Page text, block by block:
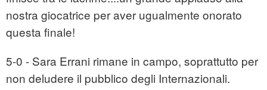
nostra giocatrice per aver ugualmente onorato
questa finale!
5-0 - Sara Errani rimane in campo, soprattutto per
non deludere il pubblico degli Internazionali.